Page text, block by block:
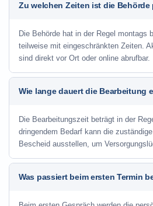
Zu welchen Zeiten ist die
Die Behörde hat in der Regel montags
teilweise mit eingeschränkten Zeiten.
sind direkt vor Ort oder online abrufbar.
Wie lange dauert die Bearbeitung
Die Bearbeitungszeit beträgt in der
dringendem Bedarf kann die
Bescheid ausstellen, um
Was passiert beim ersten Termin